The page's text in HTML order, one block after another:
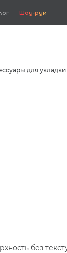
Шоу-рум
для укладки
без